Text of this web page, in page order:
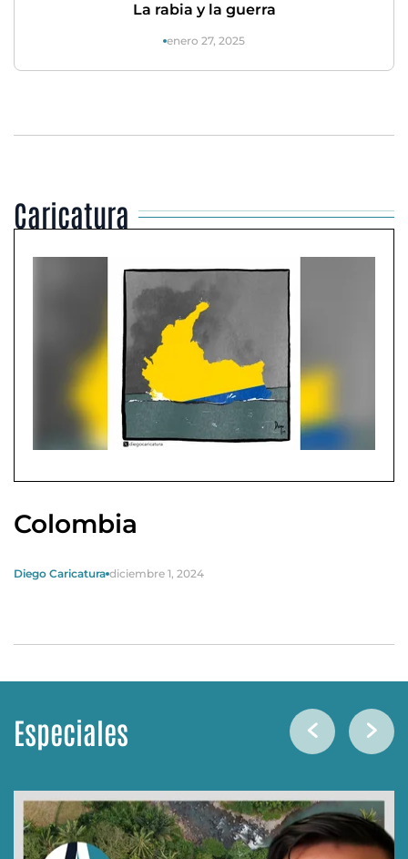
La rabia y la guerra
enero 27, 2025
Caricatura
Colombia
Diego Caricatura diciembre 1, 2024
Especiales